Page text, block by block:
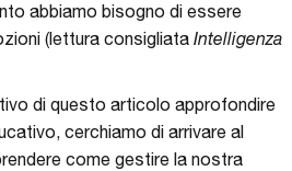
abbiamo bisogno di essere
(lettura consigliata Intelligenza
di questo articolo approfondire
cerchiamo di arrivare al
come gestire la nostra